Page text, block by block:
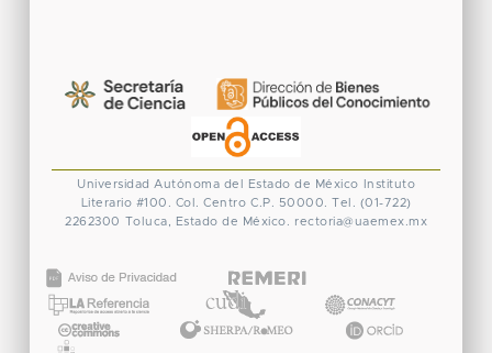
Universidad Autónoma del Estado de México
Instituto
Literario #100. Col. Centro C.P. 50000. Tel. (01-722)
2262300
Toluca, Estado de México. rectoria@uaemex.mx